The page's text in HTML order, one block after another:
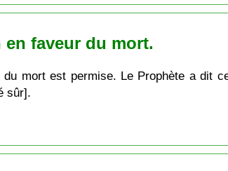
en faveur du mort.
du mort est permise. Le Prophète a
sûr].